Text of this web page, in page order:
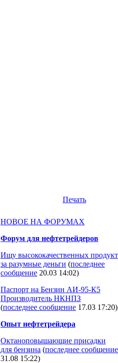
Печать
НОВОЕ НА ФОРУМАХ
Форум для нефтетрейдеров
Ищу высококачественных продукт
за разумные деньги (последнее
сообщение 20.03 14:02)
Паспорт на Бензин АИ-95-К5
Производитель НКНПЗ
(последнее сообщение 17.03 17:20)
Опыт нефтетрейдера
Октаноповышающие присадки
для бензина (последнее сообщение
31.08 15:22)